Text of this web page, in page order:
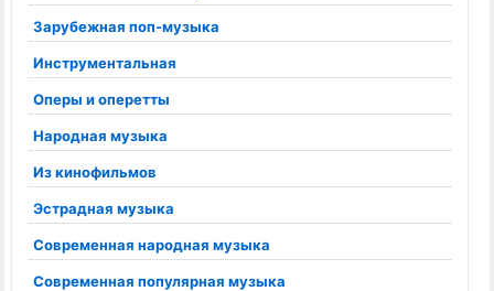
Зарубежная поп-музыка
Инструментальная
Оперы и оперетты
Народная музыка
Из кинофильмов
Эстрадная музыка
Современная народная музыка
Современная популярная музыка